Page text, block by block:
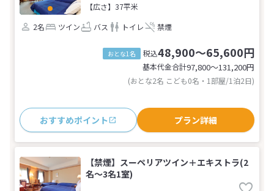
【広さ】37平米
2名
ツイン バス トイレ 禁煙
おとな1名 税込48,900～65,600円
基本代金合計97,800〜131,200円
(おとな2名 こども0名・1部屋/1泊2日)
おすすめポイント プラン詳細
【禁煙】スーペリアツイン＋エキストラ(2
名～3名1室)